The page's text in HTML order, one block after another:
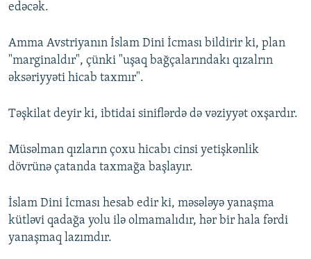
edəcək.
Amma Avstriyanın İslam Dini İcması bildirir ki, plan
"marginaldır", çünki "uşaq bağçalarındakı qızalrın
əksəriyyəti hicab taxmır".
Təşkilat deyir ki, ibtidai siniflərdə də vəziyyət oxşardır.
Müsəlman qızların çoxu hicabı cinsi yetişkənlik
dövrünə çatanda taxmağa başlayır.
İslam Dini İcması hesab edir ki, məsələyə yanaşma
kütləvi qadağa yolu ilə olmamalıdır, hər bir hala fərdi
yanaşmaq lazımdır.